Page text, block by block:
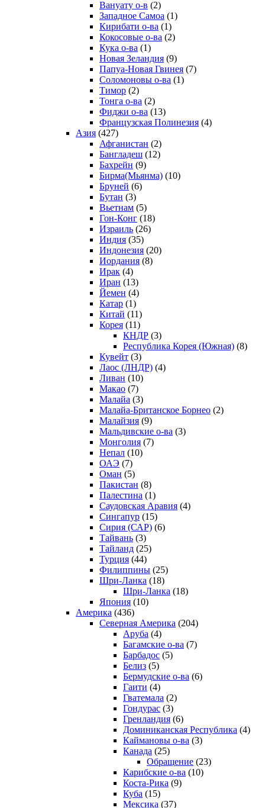
Вануату о-в (2)
Западное Самоа (1)
Кирибати о-ва (1)
Кокосовые о-ва (2)
Кука о-ва (1)
Новая Зеландия (9)
Папуа-Новая Гвинея (7)
Соломоновы о-ва (1)
Тимор (2)
Тонга о-ва (2)
Фиджи о-ва (13)
Французская Полинезия (4)
Азия (427)
Афганистан (2)
Бангладеш (12)
Бахрейн (9)
Бирма(Мьянма) (10)
Бруней (6)
Бутан (3)
Вьетнам (5)
Гон-Конг (18)
Израиль (26)
Индия (35)
Индонезия (20)
Иордания (8)
Ирак (4)
Иран (13)
Йемен (4)
Катар (1)
Китай (11)
Корея (11)
КНДР (3)
Республика Корея (Южная) (8)
Кувейт (3)
Лаос (ЛНДР) (4)
Ливан (10)
Макао (7)
Малайа (3)
Малайа-Британское Борнео (2)
Малайзия (9)
Мальдивские о-ва (3)
Монголия (7)
Непал (10)
ОАЭ (7)
Оман (5)
Пакистан (8)
Палестина (1)
Саудовская Аравия (4)
Сингапур (15)
Сирия (САР) (6)
Тайвань (3)
Тайланд (25)
Турция (44)
Филиппины (25)
Шри-Ланка (18)
Шри-Ланка (18)
Япония (10)
Америка (436)
Северная Америка (204)
Аруба (4)
Багамские о-ва (7)
Барбадос (5)
Белиз (5)
Бермудские о-ва (6)
Гаити (4)
Гватемала (2)
Гондурас (3)
Гренландия (6)
Доминиканская Республика (4)
Каймановы о-ва (3)
Канада (25)
Обращение (23)
Карибские о-ва (10)
Коста-Рика (9)
Куба (15)
Мексика (37)